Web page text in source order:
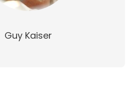
Guy Kaiser